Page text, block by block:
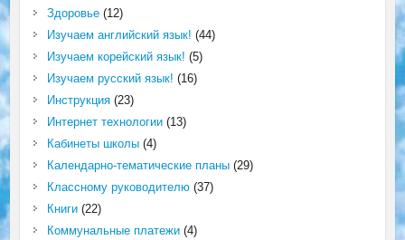
Здоровье(12)
Изучаем английский язык! (44)
Изучаем корейский язык! (5)
Изучаем русский язык! (16)
Инструкция(23)
Интернет технологии(13)
Кабинеты школы(4)
Календарно-тематические планы(29)
Классному руководителю(37)
Книги(22)
Коммунальные платежи(4)